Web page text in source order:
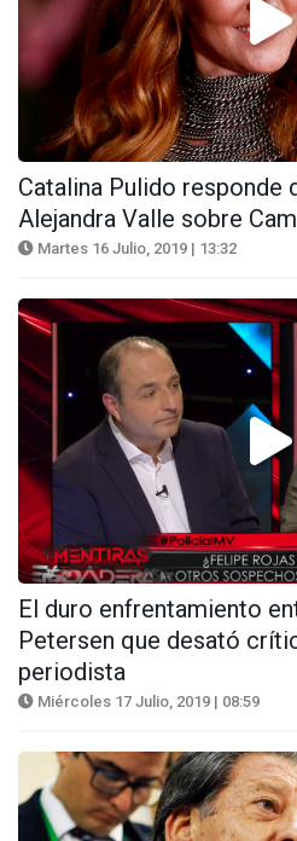
Catalina Pulido responde
Alejandra Valle sobre
Martes 16 Julio, 2019 | 13:32
El duro enfrentamiento
Petersen que desató
periodista
Miércoles 17 Julio, 2019 | 08:59